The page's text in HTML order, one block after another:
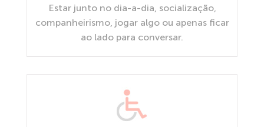
Estar junto no dia-a-dia, socialização,
companheirismo, jogar algo ou apenas ficar
ao lado para conversar.